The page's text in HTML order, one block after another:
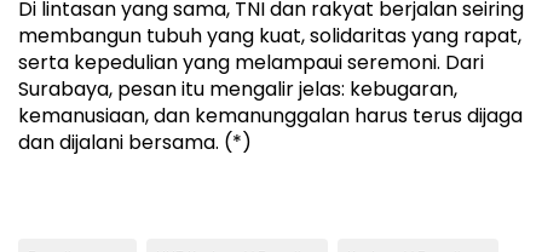
Di lintasan yang sama, TNI dan rakyat berjalan seiring
membangun tubuh yang kuat, solidaritas yang rapat,
serta kepedulian yang melampaui seremoni. Dari
Surabaya, pesan itu mengalir jelas: kebugaran,
kemanusiaan, dan kemanunggalan harus terus dijaga
dan dijalani bersama. (*)